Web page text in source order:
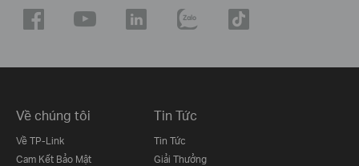
Về chúng tôi
Về TP-Link
Cam Kết Bảo Mật
Tin Tức
Tin Tức
Giải Thưởng